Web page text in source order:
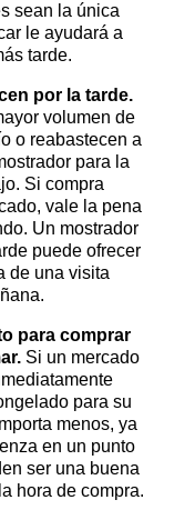
sean la única
le ayudará a
tarde.
por la tarde.
volumen de
o reabastecen a
para la
Si compra
vale la pena
Un mostrador
puede ofrecer
de una visita
para comprar
Si un mercado
para su
menos, ya
en un punto
ser una buena
hora de compra.